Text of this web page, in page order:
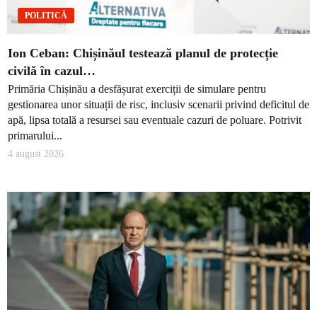
POLITICĂ
Ion Ceban: Chișinăul testează planul de protecție
civilă în cazul…
Primăria Chișinău a desfășurat exerciții de simulare pentru
gestionarea unor situații de risc, inclusiv scenarii privind deficitul de
apă, lipsa totală a resursei sau eventuale cazuri de poluare. Potrivit
primarului...
4 august 2026